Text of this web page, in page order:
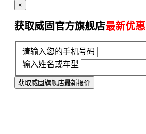
×
获取威固官方旗舰店最新优惠
请输入您的手机号码
输入姓名或车型
获取威固旗舰店最新报价